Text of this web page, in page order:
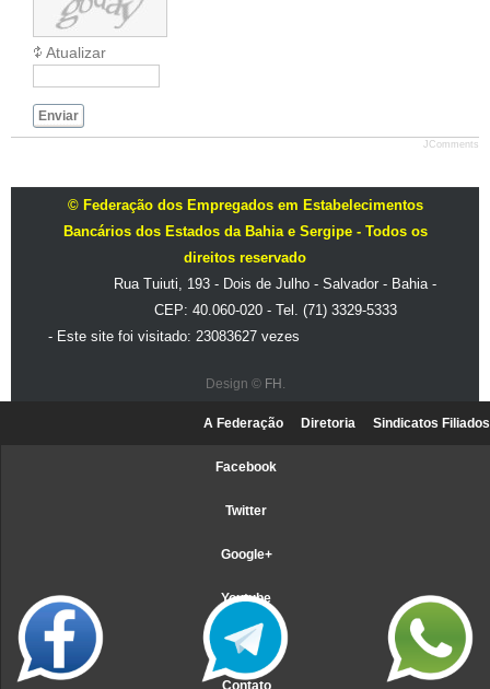
Atualizar
Enviar
JComments
© Federação dos Empregados em Estabelecimentos
Bancários dos Estados da Bahia e Sergipe - Todos os
direitos reservado
Rua Tuiuti, 193 - Dois de Julho - Salvador - Bahia -
CEP: 40.060-020 - Tel. (71) 3329-5333
- Este site foi visitado: 23083627 vezes
Design © FH
A Federação Diretoria Sindicatos Filiados
Facebook
Twitter
Google+
Youtube
Webmail
Contato